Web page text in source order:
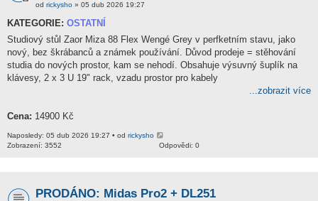
od rickysho » 05 dub 2026 19:27
KATEGORIE: OSTATNÍ
Studiový stůl Zaor Miza 88 Flex Wengé Grey v perfketním stavu, jako
nový, bez škrábanců a známek používání. Důvod prodeje = stěhování
studia do nových prostor, kam se nehodí. Obsahuje výsuvný šuplík na
klávesy, 2 x 3 U 19" rack, vzadu prostor pro kabely
...zobrazit více
Cena: 14900 Kč
Naposledy: 05 dub 2026 19:27 • od rickysho
Odpovědi: 0
Zobrazení: 3552
PRODÁNO: Midas Pro2 + DL251